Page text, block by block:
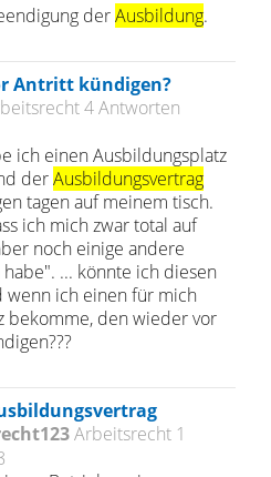
derAusbildung.
Antritt kündigen?
4 Antworten
ich einen Ausbildungsplatz
derAusbildungsvertrag
tagen auf meinem tisch.
ich mich zwar total auf
noch einige andere
... könnte ich diesen
ich einen für mich
bekomme, den wieder vor
Arbeitsrecht 1